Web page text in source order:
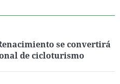
se convertirá
de cicloturismo